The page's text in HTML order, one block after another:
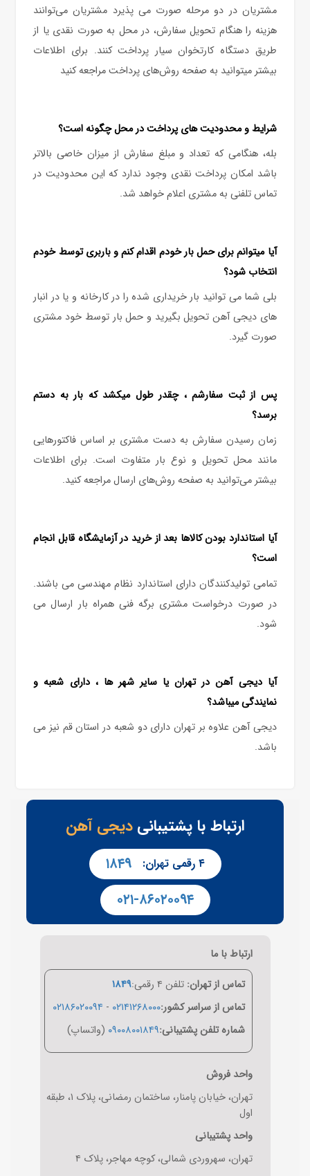
مشتریان در دو مرحله صورت می پذیرد مشتریان می‌‏توانند
هزینه را هنگام تحویل سفارش، در محل به صورت نقدی یا از
طریق دستگاه کارتخوان سیار پرداخت کنند. برای اطلاعات
بیشتر می‏توانید به صفحه روش‌‏های پرداخت مراجعه کنید
شرایط و محدودیت های پرداخت در محل چگونه است؟
بله، هنگامی که تعداد و مبلغ سفارش از میزان خاصی بالاتر
باشد امکان پرداخت نقدی وجود ندارد که این محدودیت در
تماس تلفنی به مشتری اعلام خواهد شد.
آیا میتوانم برای حمل بار خودم اقدام کنم و باربری توسط خودم
انتخاب شود؟
بلی شما می توانید بار خریداری شده را در کارخانه و یا در انبار
های دیجی آهن تحویل بگیرید و حمل بار توسط خود مشتری
صورت گیرد.
پس از ثبت سفارشم ، چقدر طول میکشد که بار به دستم
برسد؟
زمان رسیدن سفارش به دست مشتری بر اساس فاکتورهایی
مانند محل تحویل و نوع بار متفاوت است. برای اطلاعات
بیشتر می‌توانید به صفحه روش‌های ارسال مراجعه کنید.
آیا استاندارد بودن کالاها بعد از خرید در آزمایشگاه قابل انجام
است؟
تمامی تولیدکنندگان دارای استاندارد نظام مهندسی می باشند.
در صورت درخواست مشتری برگه فنی همراه بار ارسال می
شود.
آیا دیجی آهن در تهران یا سایر شهر ها ، دارای شعبه و
نمایندگی میباشد؟
دیجی آهن علاوه بر تهران دارای دو شعبه در استان قم نیز می
باشد.
ارتباط با پشتیبانی دیجی آهن
۴ رقمی تهران:
۱۸۴۹
۰۲۱-۸۶۰۲۰۰۹۴
ارتباط با ما
تماس از تهران: تلفن ۴ رقمی:
۱۸۴۹
تماس از سراسر کشور:۰۲۱۴۱۲۶۸۰۰۰ - ۰۲۱۸۶۰۲۰۰۹۴
شماره تلفن پشتیبانی:۰۹۰۰۸۰۰۱۸۴۹ (واتساپ)
واحد فروش
تهران، خیابان پامنار، ساختمان رمضانی، پلاک ۱، طبقه
اول
واحد پشتیبانی
تهران، سهروردی شمالی، کوچه مهاجر، پلاک ۴